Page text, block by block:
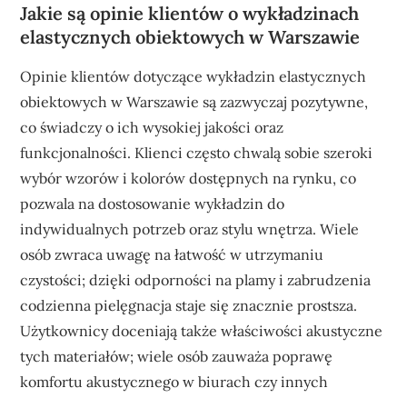
Jakie są opinie klientów o wykładzinach
elastycznych obiektowych w Warszawie
Opinie klientów dotyczące wykładzin elastycznych
obiektowych w Warszawie są zazwyczaj pozytywne,
co świadczy o ich wysokiej jakości oraz
funkcjonalności. Klienci często chwalą sobie szeroki
wybór wzorów i kolorów dostępnych na rynku, co
pozwala na dostosowanie wykładzin do
indywidualnych potrzeb oraz stylu wnętrza. Wiele
osób zwraca uwagę na łatwość w utrzymaniu
czystości; dzięki odporności na plamy i zabrudzenia
codzienna pielęgnacja staje się znacznie prostsza.
Użytkownicy doceniają także właściwości akustyczne
tych materiałów; wiele osób zauważa poprawę
komfortu akustycznego w biurach czy innych